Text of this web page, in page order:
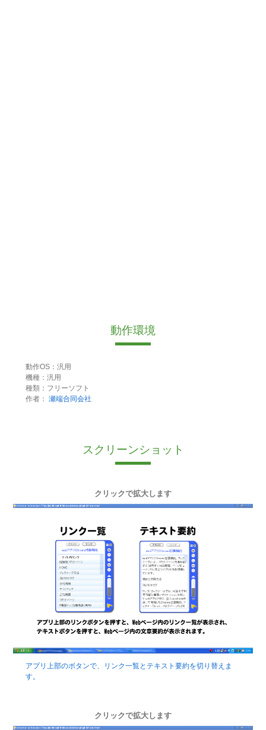
動作環境
動作OS：汎用
機種：汎用
種類：フリーソフト
作者： 瀬端合同会社
スクリーンショット
クリックで拡大します
アプリ上部のボタンで、リンク一覧とテキスト要約を切り替えま
す。
クリックで拡大します